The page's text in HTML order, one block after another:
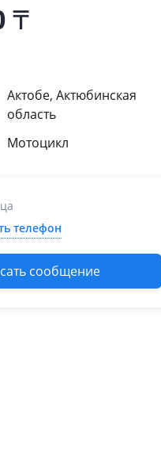
₸
Актобе, Актюбинская
область
Мотоцикл
телефон
сообщение